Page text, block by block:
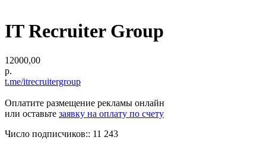
IT Recruiter Group
12000,00
р.
t.me/itrecruitergroup
Оплатите размещение рекламы онлайн
или оставьте заявку на оплату по счету
Число подписчиков:: 11 243